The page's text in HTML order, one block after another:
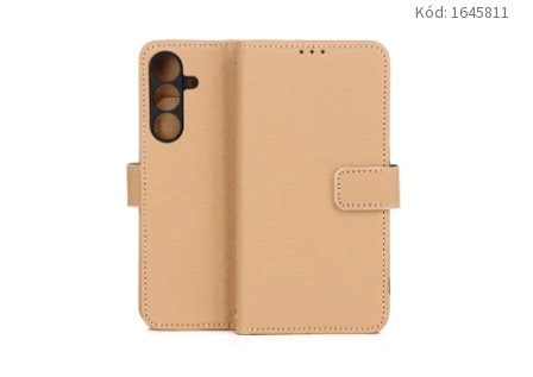
Kód: 1645811